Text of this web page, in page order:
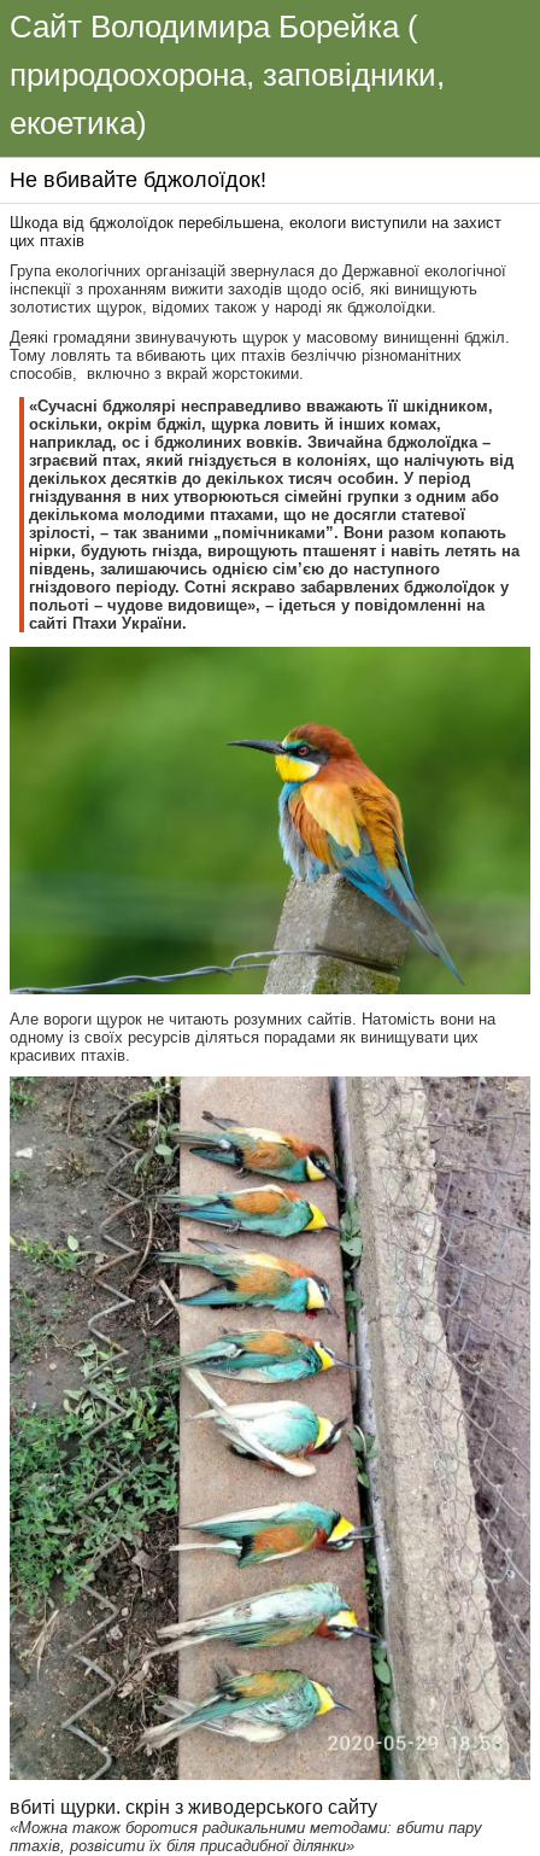
Сайт Володимира Борейка (
природоохорона, заповідники,
екоетика)
Не вбивайте бджолоїдок!
Шкода від бджолоїдок перебільшена, екологи виступили на захист
цих птахів
Група екологічних організацій звернулася до Державної екологічної
інспекції з проханням вижити заходів щодо осіб, які винищують
золотистих щурок, відомих також у народі як бджолоїдки.
Деякі громадяни звинувачують щурок у масовому винищенні бджіл.
Тому ловлять та вбивають цих птахів безліччю різноманітних
способів, включно з вкрай жорстокими.
«Сучасні бджолярі несправедливо вважають її шкідником,
оскільки, окрім бджіл, щурка ловить й інших комах,
наприклад, ос і бджолиних вовків. Звичайна бджолоїдка –
зграєвий птах, який гніздується в колоніях, що налічують від
декількох десятків до декількох тисяч особин. У період
гніздування в них утворюються сімейні групки з одним або
декількома молодими птахами, що не досягли статевої
зрілості, – так званими „помічниками”. Вони разом копають
нірки, будують гнізда, вирощують пташенят і навіть летять на
південь, залишаючись однією сім’єю до наступного
гніздового періоду. Сотні яскраво забарвлених бджолоїдок у
польоті – чудове видовище», – ідеться у повідомленні на
сайті Птахи України.
Але вороги щурок не читають розумних сайтів. Натомість вони на
одному із своїх ресурсів діляться порадами як винищувати цих
красивих птахів.
вбиті щурки. скрін з живодерського сайту
«Можна також боротися радикальними методами: вбити пару
птахів, розвісити їх біля присадибної ділянки»